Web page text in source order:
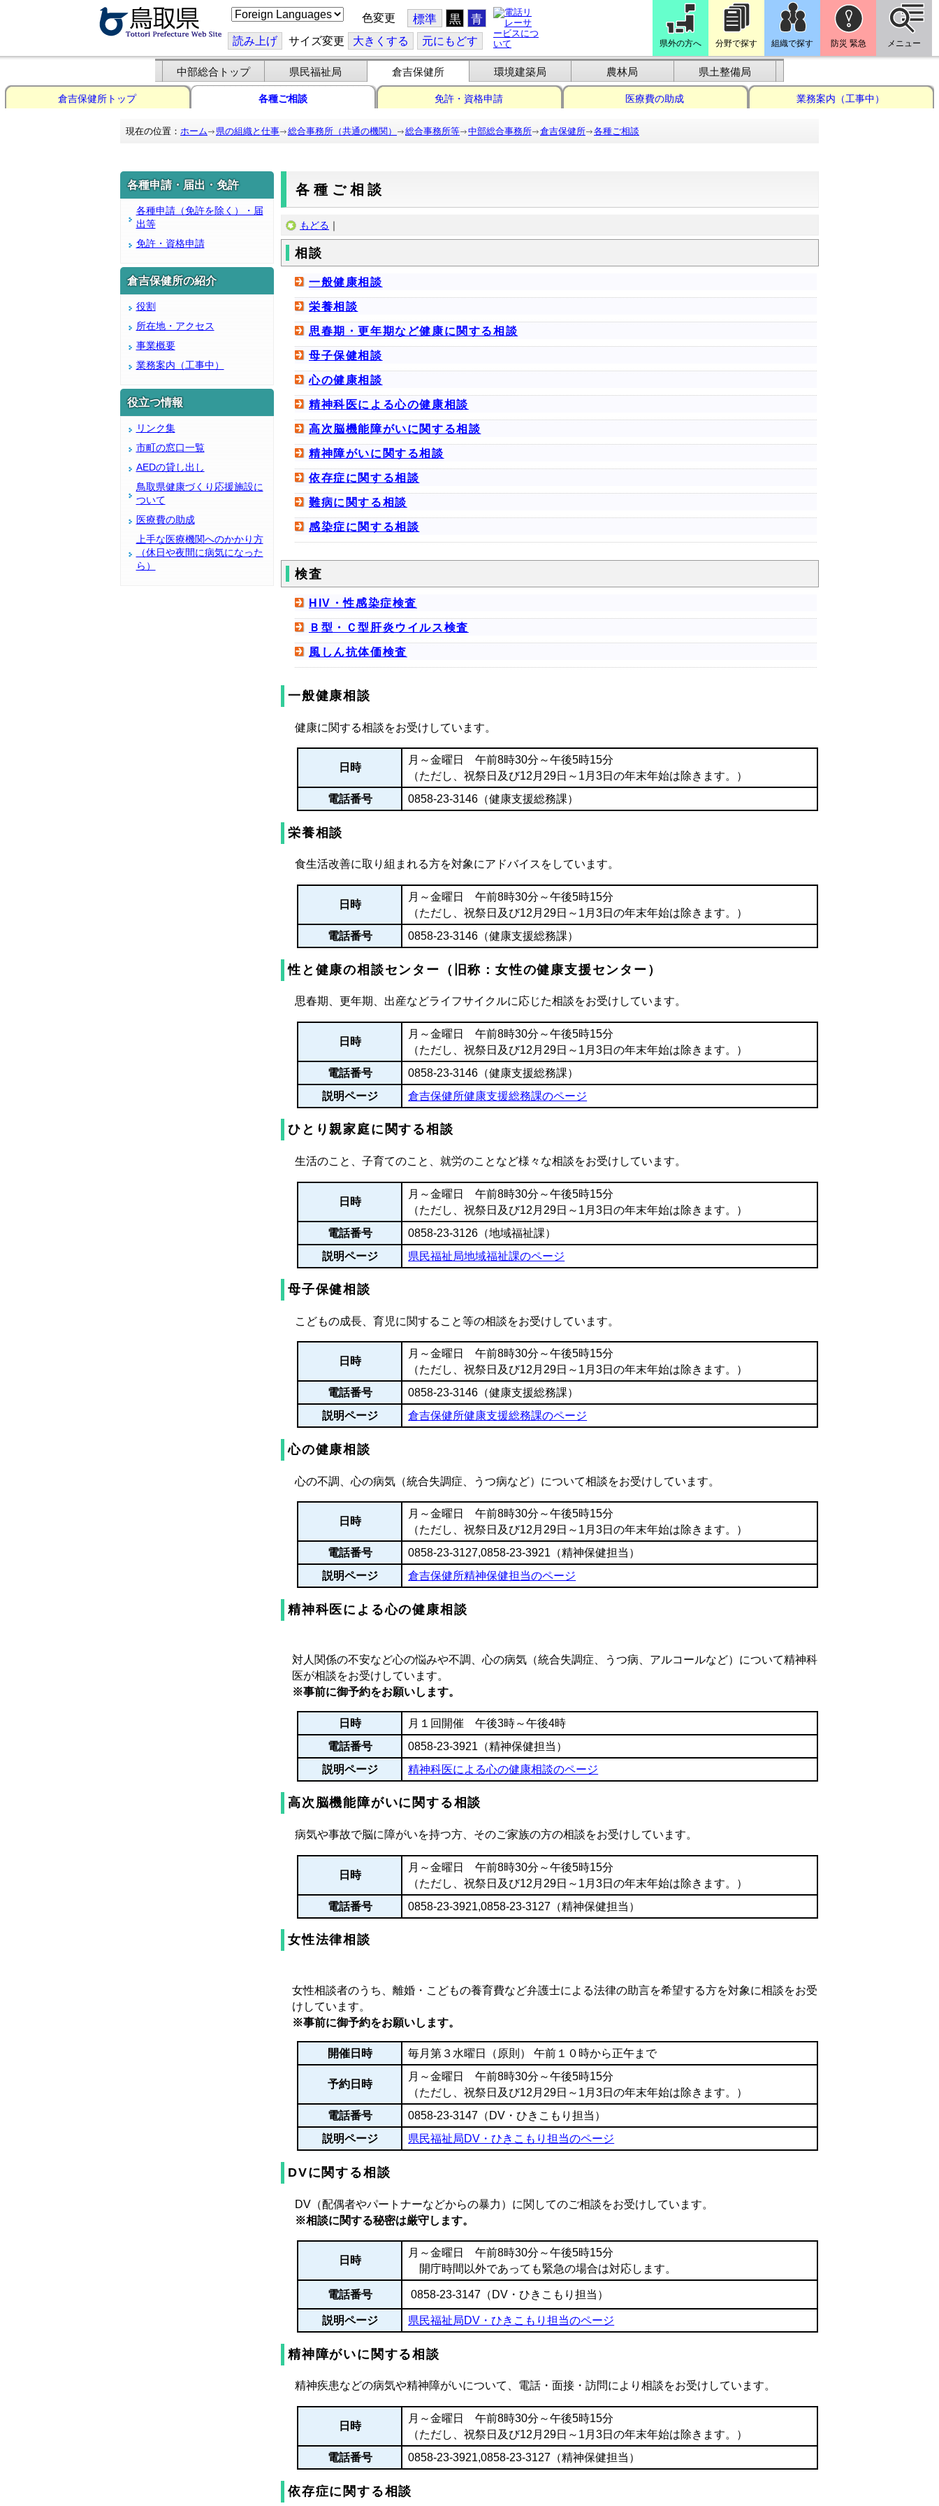
こ
の
ジ
を
翻
訳
色変更 標準 黒 青
読み上げ サイズ変更 大きくする 元にもどす 県外の方へ 分野で探す 組織で探す 防災 緊急 メニュー
中部総合トップ 県民福祉局 倉吉保健所 環境建築局 農林局 県土整備局
倉吉保健所トップ 各種ご相談 免許・資格申請 医療費の助成 業務案内（工事中）
現在の位置： ホーム 県の組織と仕事 総合事務所（共通の機関） 総合事務所等 中部総合事務所 倉吉保健所 各種ご相談
各種申請・届出・免許
各種申請（免許を除く）・届
出等
免許・資格申請
倉吉保健所の紹介
役割
所在地・アクセス
事業概要
業務案内（工事中）
役立つ情報
リンク集
市町の窓口一覧
AEDの貸し出し
鳥取県健康づくり応援施設に
ついて
医療費の助成
上手な医療機関へのかかり方
（休日や夜間に病気になった
ら）
各種ご相談
もどる ｜
相談
一般健康相談
栄養相談
思春期・更年期など健康に関する相談
母子保健相談
心の健康相談
精神科医による心の健康相談
高次脳機能障がいに関する相談
精神障がいに関する相談
依存症に関する相談
難病に関する相談
感染症に関する相談
検査
HIV・性感染症検査
Ｂ型・Ｃ型肝炎ウイルス検査
風しん抗体価検査
一般健康相談
健康に関する相談をお受けしています。
日時
月～金曜日 午前8時30分～午後5時15分
（ただし、祝祭日及び12月29日～1月3日の年末年始は除きます。）
電話番号
0858-23-3146（健康支援総務課）
栄養相談
食生活改善に取り組まれる方を対象にアドバイスをしています。
日時
月～金曜日 午前8時30分～午後5時15分
（ただし、祝祭日及び12月29日～1月3日の年末年始は除きます。）
電話番号
0858-23-3146（健康支援総務課）
性と健康の相談センター（旧称：女性の健康支援センター）
思春期、更年期、出産などライフサイクルに応じた相談をお受けしています。
日時
月～金曜日 午前8時30分～午後5時15分
（ただし、祝祭日及び12月29日～1月3日の年末年始は除きます。）
電話番号
0858-23-3146（健康支援総務課）
説明ページ
倉吉保健所健康支援総務課のページ
ひとり親家庭に関する相談
生活のこと、子育てのこと、就労のことなど様々な相談をお受けしています。
日時
月～金曜日 午前8時30分～午後5時15分
（ただし、祝祭日及び12月29日～1月3日の年末年始は除きます。）
電話番号
0858-23-3126（地域福祉課）
説明ページ
県民福祉局地域福祉課のページ
母子保健相談
こどもの成長、育児に関すること等の相談をお受けしています。
日時
月～金曜日 午前8時30分～午後5時15分
（ただし、祝祭日及び12月29日～1月3日の年末年始は除きます。）
電話番号
0858-23-3146（健康支援総務課）
説明ページ
倉吉保健所健康支援総務課のページ
心の健康相談
心の不調、心の病気（統合失調症、うつ病など）について相談をお受けしています。
日時
月～金曜日 午前8時30分～午後5時15分
（ただし、祝祭日及び12月29日～1月3日の年末年始は除きます。）
電話番号
0858-23-3127,0858-23-3921 （精神保健担当）
説明ページ
倉吉保健所精神保健担当のページ
精神科医による心の健康相談
対人関係の不安など心の悩みや不調、心の病気（統合失調症、うつ病、アルコールなど）について精神科
医が相談をお受けしています。
※事前に御予約をお願いします。
日時
月１回開催 午後3時～午後4時
電話番号
0858-23-3921 （精神保健担当）
説明ページ
精神科医による心の健康相談のページ
高次脳機能障がいに関する相談
病気や事故で脳に障がいを持つ方、そのご家族の方の相談をお受けしています。
日時
月～金曜日 午前8時30分～午後5時15分
（ただし、祝祭日及び12月29日～1月3日の年末年始は除きます。）
電話番号
0858-23-3921,0858-23-3127 （精神保健担当）
女性法律相談
女性相談者のうち、離婚・こどもの養育費など弁護士による法律の助言を希望する方を対象に相談をお受
けしています。
※事前に御予約をお願いします。
開催日時 毎月第３水曜日（原則） 午前１０時から正午まで
予約日時
月～金曜日 午前8時30分～午後5時15分
（ただし、祝祭日及び12月29日～1月3日の年末年始は除きます。）
電話番号
0858-23-3147 （DV・ひきこもり担当）
説明ページ
県民福祉局DV・ひきこもり担当のページ
DVに関する相談
DV（配偶者やパートナーなどからの暴力）に関してのご相談をお受けしています。
※相談に関する秘密は厳守します。
日時
月～金曜日 午前8時30分～午後5時15分
開庁時間以外であっても緊急の場合は対応します。
電話番号 0858-23-3147（DV・ひきこもり担当）
説明ページ 県民福祉局DV・ひきこもり担当のページ
精神障がいに関する相談
精神疾患などの病気や精神障がいについて、電話・面接・訪問により相談をお受けしています。
日時
月～金曜日 午前8時30分～午後5時15分
（ただし、祝祭日及び12月29日～1月3日の年末年始は除きます。）
電話番号
0858-23-3921,0858-23-3127 （精神保健担当）
依存症に関する相談